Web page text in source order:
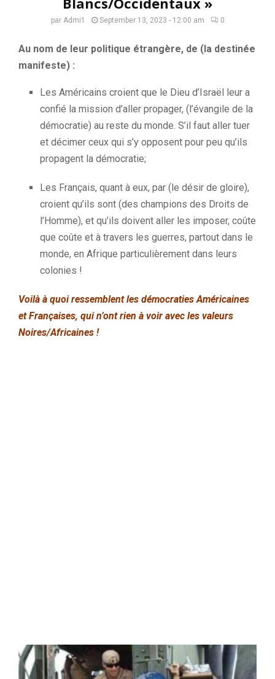
par Admi1 September 13, 2023 - 12:00 am 0
Au nom de leur politique étrangère, de (la destinée
manifeste) :
Les Américains croient que le Dieu d’Israël leur a
confié la mission d’aller propager, (l’évangile de la
démocratie) au reste du monde. S’il faut aller tuer
et décimer ceux qui s’y opposent pour peu qu’ils
propagent la démocratie;
Les Français, quant à eux, par (le désir de gloire),
croient qu’ils sont (des champions des Droits de
l’Homme), et qu’ils doivent aller les imposer, coûte
que coûte et à travers les guerres, partout dans le
monde, en Afrique particulièrement dans leurs
colonies !
Voilà à quoi ressemblent les démocraties Américaines
et Françaises, qui n’ont rien à voir avec les valeurs
Noires/Africaines !